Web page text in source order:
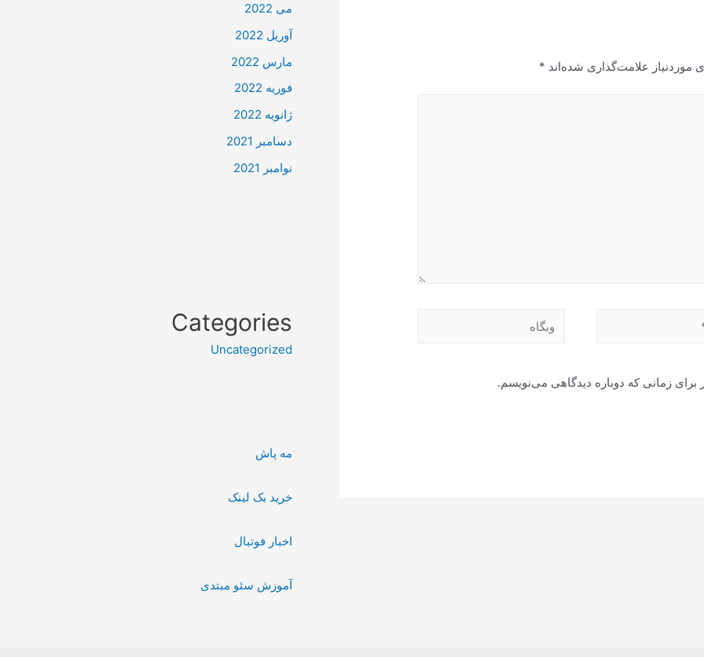
موردنیاز علامت‌گذاری شده‌اند *
وبگاه
برای زمانی که دوباره دیدگاهی می‌نویسم.
می 2022
آوریل 2022
مارس 2022
فوریه 2022
ژانویه 2022
دسامبر 2021
نوامبر 2021
Categories
Uncategorized
مه پاش
خرید بک لینک
اخبار فوتبال
آموزش سئو مبتدی